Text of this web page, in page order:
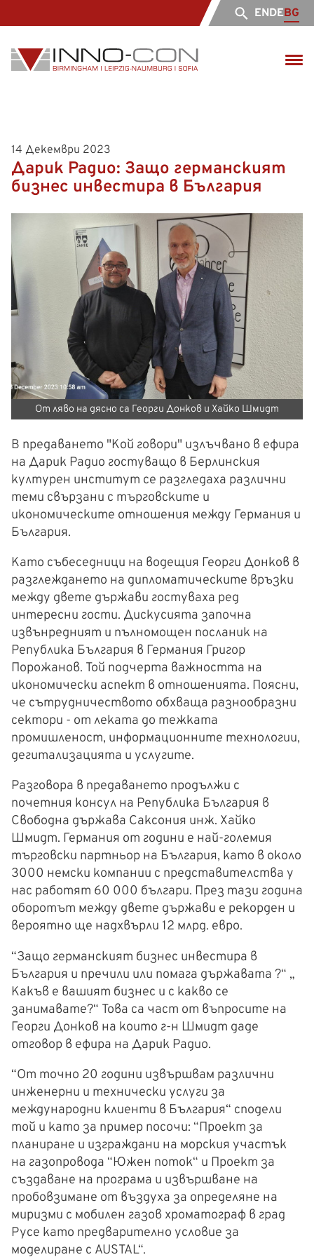
ENDEBG
От ляво на дясно са Георги Донков и Хайко Шмидт
14 Декември 2023
Дарик Радио: Защо германският
бизнес инвестира в България
В предаването "Кой говори" излъчвано в ефира
на Дарик Радио гостуващо в Берлинския
културен институт се разгледаха различни
теми свързани с търговските и
икономическите отношения между Германия и
България.
Като събеседници на водещия Георги Донков в
разглеждането на дипломатическите връзки
между двете държави гостуваха ред
интересни гости. Дискусията започна
извънредният и пълномощен посланик на
Република България в Германия Григор
Порожанов. Той подчерта важността на
икономически аспект в отношенията. Поясни,
че сътрудничеството обхваща разнообразни
сектори - от леката до тежката
промишленост, информационните технологии,
дегитализацията и услугите.
Разговора в предаването продължи с
почетния консул на Република България в
Свободна държава Саксония инж. Хайко
Шмидт. Германия от години е най-големия
търговски партньор на България, като в около
3000 немски компании с представителства у
нас работят 60 000 българи. През тази година
оборотът между двете държави е рекорден и
вероятно ще надхвърли 12 млрд. евро.
“Защо германският бизнес инвестира в
България и пречили или помага държавата ?“ „
Какъв е вашият бизнес и с какво се
занимавате?“ Това са част от въпросите на
Георги Донков на които г-н Шмидт даде
отговор в ефира на Дарик Радио.
“От точно 20 години извършвам различни
инженерни и технически услуги за
международни клиенти в България“ сподели
той и като за пример посочи: “Проект за
планиране и изграждани на морския участък
на газопровода “Южен поток“ и Проект за
създаване на програма и извършване на
пробовзимане от въздуха за определяне на
миризми с мобилен газов хроматограф в град
Русе като предварително условие за
моделиране с AUSTAL“.